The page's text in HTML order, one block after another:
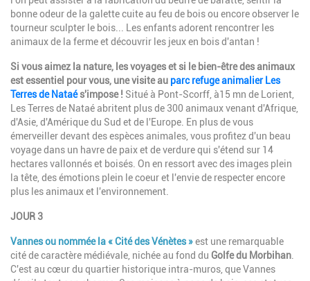
bonne odeur de la galette cuite au feu de bois ou encore observer le
tourneur sculpter le bois... Les enfants adorent rencontrer les
animaux de la ferme et découvrir les jeux en bois d'antan !
Si vous aimez la nature, les voyages et si le bien-être des animaux
est essentiel pour vous, une visite au parc refuge animalier Les
Terres de Nataés'impose ! Situé à Pont-Scorff, à15 mn de Lorient,
Les Terres de Nataé abritent plus de 300 animaux venant d'Afrique,
d'Asie, d'Amérique du Sud et de l'Europe. En plus de vous
émerveiller devant des espèces animales, vous profitez d'un beau
voyage dans un havre de paix et de verdure qui s'étend sur 14
hectares vallonnés et boisés. On en ressort avec des images plein
la tête, des émotions plein le coeur et l'envie de respecter encore
plus les animaux et l'environnement.
JOUR 3
Vannes ou nommée la « Cité des Vénètes »est une remarquable
cité de caractère médiévale, nichée au fond du Golfe du Morbihan
C'est au cœur du quartier historique intra-muros, que Vannes